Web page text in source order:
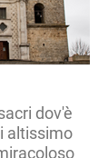
dov'è
altissimo